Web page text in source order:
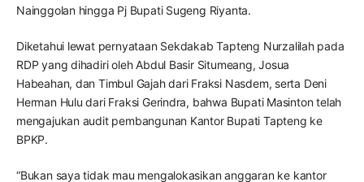
Nainggolan hingga Pj Bupati Sugeng Riyanta.
Diketahui lewat pernyataan Sekdakab Tapteng Nurzalilah pada
RDP yang dihadiri oleh Abdul Basir Situmeang, Josua
Habeahan, dan Timbul Gajah dari Fraksi Nasdem, serta Deni
Herman Hulu dari Fraksi Gerindra, bahwa Bupati Masinton telah
mengajukan audit pembangunan Kantor Bupati Tapteng ke
BPKP.
“Bukan saya tidak mau mengalokasikan anggaran ke kantor